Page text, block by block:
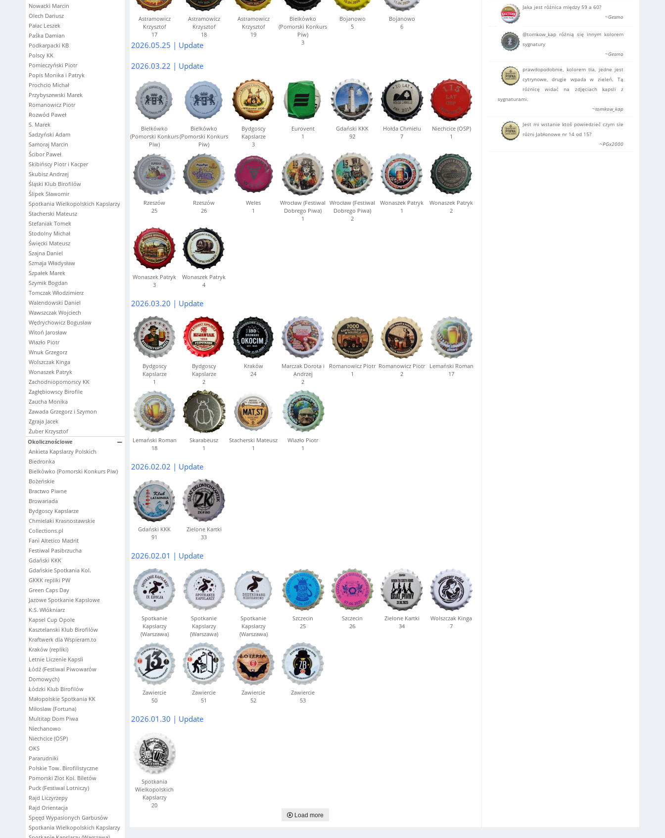
Nowacki Marcin
Olech Dariusz
Pałac Leszek
Paśka Damian
Podkarpacki KB
Polscy KK
Pomieczyński Piotr
Popis Monika i Patryk
Prochcio Michał
Przybyszewski Marek
Romanowicz Piotr
Rozwód Paweł
S. Marek
Sadzyński Adam
Samoraj Marcin
Ścibor Paweł
Skibińscy Piotr i Kacper
Skubisz Andrzej
Śląski Klub Birofilów
Ślipek Sławomir
Spotkania Wielkopolskich Kapslarzy
Stacherski Mateusz
Stefaniak Tomek
Stodolny Michał
Święcki Mateusz
Szajna Daniel
Szmaja Władysław
Szpałek Marek
Szymik Bogdan
Tomczak Włodzimierz
Walendowski Daniel
Wawszczak Wojciech
Wędrychowicz Bogusław
Witoń Jarosław
Wlazło Piotr
Wnuk Grzegorz
Wolszczak Kinga
Wonaszek Patryk
Zachodniopomorscy KK
Zagłębiowscy Birofile
Zaucha Monika
Zawada Grzegorz i Szymon
Zgraja Jacek
Żuber Krzysztof
Okolicznościowe
Ankieta Kapslarzy Polskich
Biedronka
Bielkówko (Pomorski Konkurs Piw)
Bożeńskie
Bractwo Piwne
Browariada
Bydgoscy Kapslarze
Chmielaki Krasnostawskie
Collections.pl
Fani Altetico Madrit
Festiwal Pasibrzucha
Gdański KKK
Gdańskie Spotkania Kol.
GKKK repliki PW
Green Caps Day
Jazowe Spotkanie Kapslowe
K.S. Włókniarz
Kapsel Cup Opole
Kasztelanski Klub Birofilów
Kraftwerk dla Wspieram.to
Kraków (repliki)
Letnie Liczenie Kapsli
Łódź (Festiwal Piwowarów
Domowych)
Łódzki Klub Birofilów
Małopolskie Spotkania KK
Miłoslaw (Fortuna)
Multitap Dom Piwa
Niechanowo
Niechcice (OSP)
OKS
Pararudniki
Polskie Tow. Birofilistyczne
Pomorski Zlot Kol. Biletów
Puck (Festiwal Lotniczy)
Rajd Liczyrzepy
Rajd Orientacja
Spęęd Wypasionych Garbusów
Spotkania Wielkopolskich Kapslarzy
Astramowicz
Krzysztof
17
Astramowicz
Krzysztof
18
Astramowicz
Krzysztof
19
Bielkówko
(Pomorski Konkurs
Piw)
3
Bojanowo
5
Bojanowo
6
2026.05.25 | Update
2026.03.22 | Update
Bielkówko
(Pomorski Konkurs
Piw)
1
Bielkówko
(Pomorski Konkurs
Piw)
2
Bydgoscy
Kapslarze
3
Eurovent
1
Gdański KKK
92
Hołda Chmielu
7
Niechcice (OSP)
1
Rzeszów
25
Rzeszów
26
Weles
1
Wrocław (Festiwal
Dobrego Piwa)
1
Wrocław (Festiwal
Dobrego Piwa)
2
Wonaszek Patryk
1
Wonaszek Patryk
2
Wonaszek Patryk
3
Wonaszek Patryk
4
2026.03.20 | Update
Bydgoscy
Kapslarze
1
Bydgoscy
Kapslarze
2
Kraków
24
Marczak Dorota i
Andrzej
2
Romanowicz Piotr
1
Romanowicz Piotr
2
Lemański Roman
17
Lemański Roman
18
Skarabeusz
1
Stacherski Mateusz
1
Wlazło Piotr
1
2026.02.02 | Update
Gdański KKK
91
Zielone Kartki
33
2026.02.01 | Update
Spotkanie
Kapslarzy
(Warszawa)
20
Spotkanie
Kapslarzy
(Warszawa)
21
Spotkanie
Kapslarzy
(Warszawa)
22
Szczecin
25
Szczecin
26
Zielone Kartki
34
Wolszczak Kinga
7
Zawiercie
50
Zawiercie
51
Zawiercie
52
Zawiercie
53
2026.01.30 | Update
Spotkania
Wielkopolskich
Kapslarzy
20
Load more
Jaka jest różnica między 59 a 60?
~Gesmo
@tomkow_kap różnią się innym kolorem
sygnatury
~Gesmo
prawdopodobnie, kolorem tła, jedne jest
cytrynowe, drugie wpada w zieleń. Tą
różnicę widać na zdjęciach kapsli z
sygnaturami.
~tomkow_kap
Jest mi wstanie ktoś powiedzieć czym sie
różni Jabłonowe nr 14 od 15?
~PGx2000